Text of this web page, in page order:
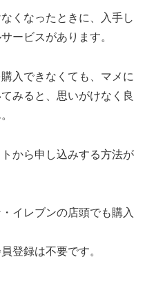
くなったときに、入手し
ービスがあります。
入できなくても、マメに
みると、思いがけなく良
から申し込みする方法が
イレブンの店頭でも購入
登録は不要です。